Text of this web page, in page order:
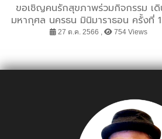
ขอเชิญคนรักสุขภาพร่วมกิจกรรม เ
มหากุศล นครธน มินิมาราธอน ครั้งที่
ด้วยความรัก เพื่อผู้ป่วยมะเร็ง”
27 ต.ค. 2566 , 754 Views